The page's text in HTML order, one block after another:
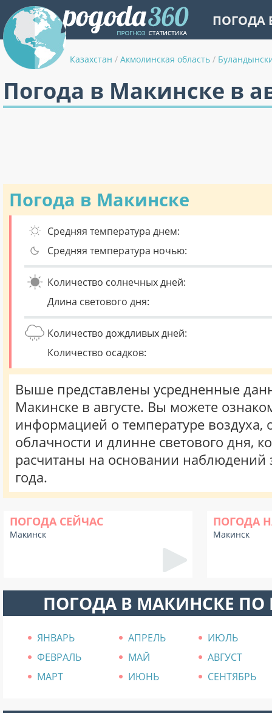
ПОГОДА
Казахстан / Акмолинская область /
Погода в Макинске в
Погода в Макинске
Средняя температура днем:
Средняя температура ночью:
Количество солнечных дней:
Длина светового дня:
Количество дождливых дней:
Количество осадков:
Выше представлены усредненные
Макинске в августе. Вы можете
информацией о температуре воздуха,
облачности и длинне светового дня,
расчитаны на основании наблюдений
года.
ПОГОДА СЕЙЧАС
Макинск
ПОГОДА
Макинск
ПОГОДА В МАКИНСКЕ
ЯНВАРЬ АПРЕЛЬ
ИЮЛЬ
ФЕВРАЛЬ
МАЙ
АВГУСТ
МАРТ
ИЮНЬ СЕНТЯБРЬ